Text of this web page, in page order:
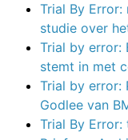
Trial By
studie over
Trial by error:
stemt in met
Trial by error:
Godlee van
Trial By